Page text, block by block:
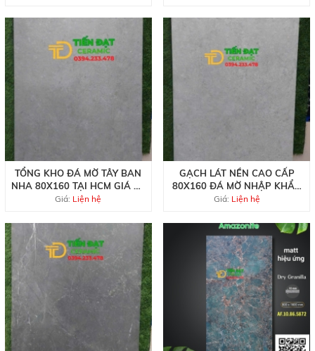
TỔNG KHO ĐÁ MỜ TÂY BAN
NHA 80X160 TẠI HCM GIÁ RẺ
NHẤT
Giá: Liện hệ
GẠCH LÁT NỀN CAO CẤP
80X160 ĐÁ MỜ NHẬP KHẨU
TBN
Giá: Liện hệ